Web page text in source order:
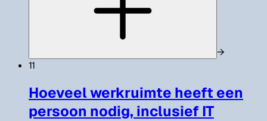
→
11
Hoeveel werkruimte heeft een
persoon nodig, inclusief IT